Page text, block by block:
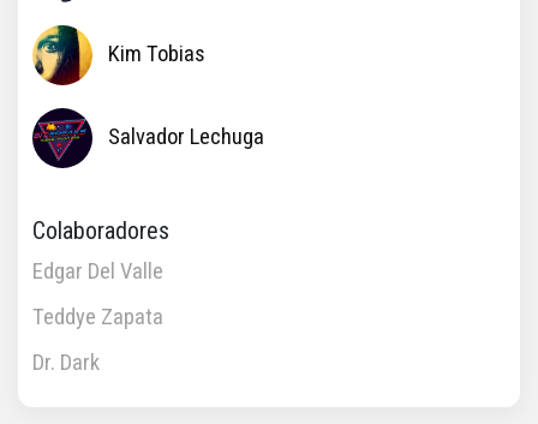
Kim Tobias
Salvador Lechuga
Colaboradores
Edgar Del Valle
Teddye Zapata
Dr. Dark